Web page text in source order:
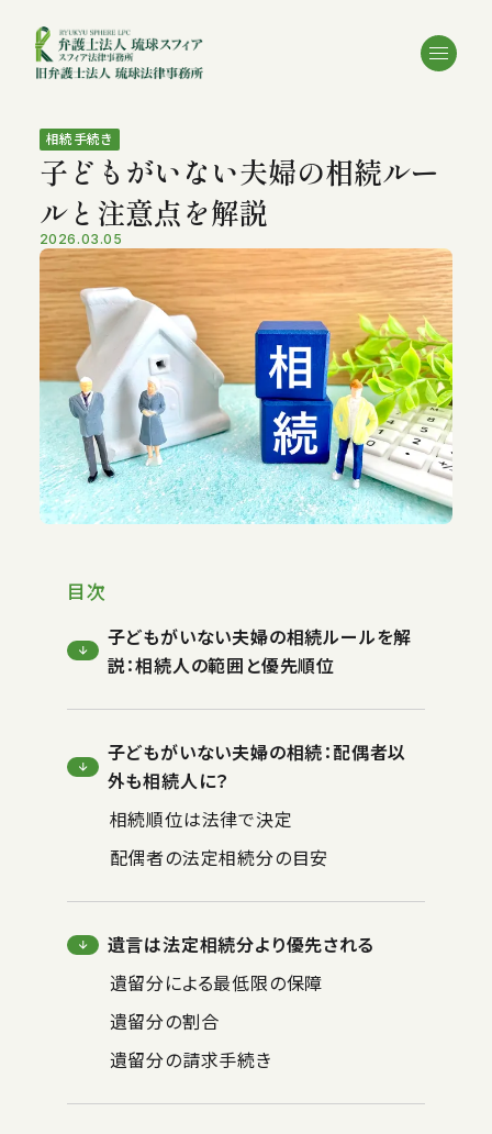
相続手続き
子どもがいない夫婦の相続ルー
ルと注意点を解説
2026.03.05
目次
子どもがいない夫婦の相続ルールを解
説：相続人の範囲と優先順位
子どもがいない夫婦の相続：配偶者以
外も相続人に？
相続順位は法律で決定
配偶者の法定相続分の目安
遺言は法定相続分より優先される
遺留分による最低限の保障
遺留分の割合
遺留分の請求手続き